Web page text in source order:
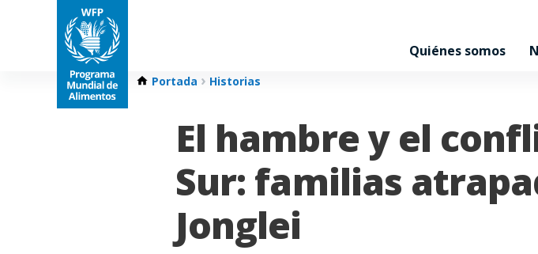
Quiénes somos
Portada Historias
El hambre y el
Sur: familias
Jonglei